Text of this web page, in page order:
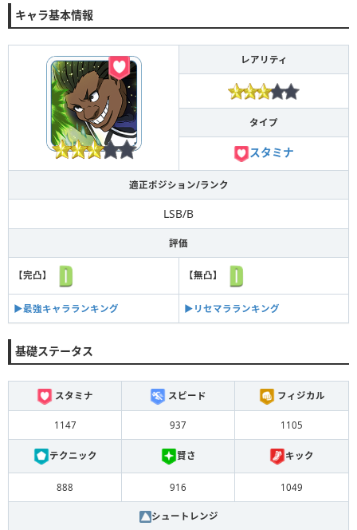
キャラ基本情報
レアリティ
タイプ
スタミナ
適正ポジション/ランク
LSB/B
評価
【完凸】 【無凸】
▶︎最強キャラランキング ▶︎リセマラランキング
基礎ステータス
スタミナ スピード フィジカル
1147 937 1105
テクニック 賢さ キック
888 916 1049
シュートレンジ